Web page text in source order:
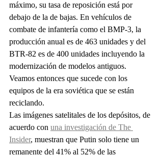
máximo, su tasa de reposición está por
debajo de la de bajas. En vehículos de
combate de infantería como el BMP-3, la
producción anual es de 463 unidades y del
BTR-82 es de 400 unidades incluyendo la
modernización de modelos antiguos.
Veamos entonces que sucede con los
equipos de la era soviética que se están
reciclando.
Las imágenes satelitales de los depósitos, de
acuerdo con una investigación de The
Insider, muestran que Putin solo tiene un
remanente del 41% al 52% de las